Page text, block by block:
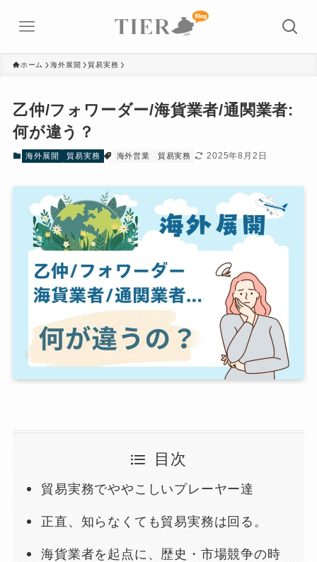
ホーム 海外展開 貿易実務
乙仲/フォワーダー/海貨業者/通関業者:
何が違う？
海外展開 貿易実務 海外営業 貿易実務 2025年8月2日
目次
貿易実務でややこしいプレーヤー達
正直、知らなくても貿易実務は回る。
海貨業者を起点に、歴史・市場競争の時